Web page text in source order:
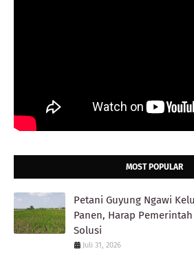
MOST POPULAR
Petani Guyung Ngawi
Panen, Harap
Solusi
Juli 31, 2026